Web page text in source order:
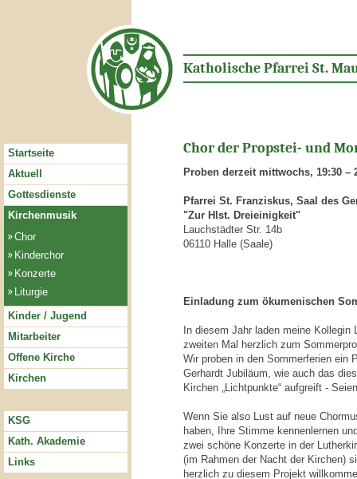
Katholische Pfarrei St.
Startseite
Aktuell
Gottesdienste
Kirchenmusik
Chor
Kinderchor
Konzerte
Liturgie
Kinder / Jugend
Mitarbeiter
Offene Kirche
Kirchen
KSG
Kath. Akademie
Links
Chor der Propstei- und
Proben derzeit mittwochs, 19:30 –
Pfarrei St. Franziskus, Saal des
"Zur Hlst. Dreieinigkeit"
Lauchstädter Str. 14b
06110 Halle (Saale)
Einladung zum ökumenischen
In diesem Jahr laden meine
zweiten Mal herzlich zum
Wir proben in den Sommerferien ein
Gerhardt Jubiläum, wie auch das
Kirchen „Lichtpunkte“ aufgreift -
Wenn Sie also Lust auf neue
haben, Ihre Stimme kennenlernen
zwei schöne Konzerte in der
(im Rahmen der Nacht der Kirchen)
herzlich zu diesem Projekt